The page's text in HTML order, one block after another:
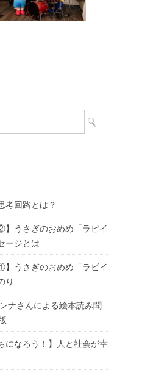
考回路とは？
】うさぎのおめめ「ラビイ
ージとは
】うさぎのおめめ「ラビイ
り
さんによる絵本読み聞
になろう！】人と社会が幸